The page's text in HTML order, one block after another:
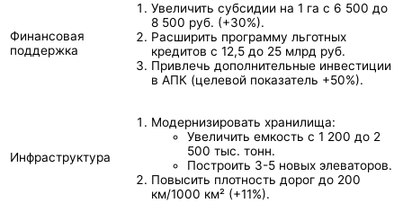
Финансовая
поддержка
Увеличить субсидии на 1 га с 6 500 до
8 500 руб. (+30%).
Расширить программу льготных
кредитов с 12,5 до 25 млрд руб.
Привлечь дополнительные инвестиции
в АПК (целевой показатель +50%).
Инфраструктура
Модернизировать хранилища:
Увеличить емкость с 1 200 до 2
500 тыс. тонн.
Построить 3-5 новых элеваторов.
Повысить плотность дорог до 200
км/1000 км² (+11%).